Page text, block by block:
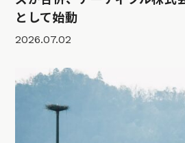
として始動
2026.07.02